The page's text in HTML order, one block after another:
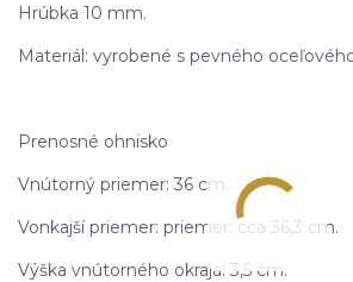
Hrúbka 10 mm.
Materiál: vyrobené s pevného
Prenosné ohnisko
Vnútorný priemer: 36 cm.
Vonkajší priemer: priemer: cca 36,3 cm.
Výška vnútorného okraja: 3,5 cm.